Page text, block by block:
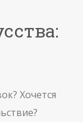
Хочется